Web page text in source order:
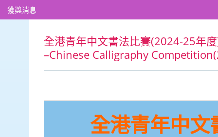
獲獎消息
全港青年中文書法比賽(2024-25年
–Chinese Calligraphy
全港青年中文